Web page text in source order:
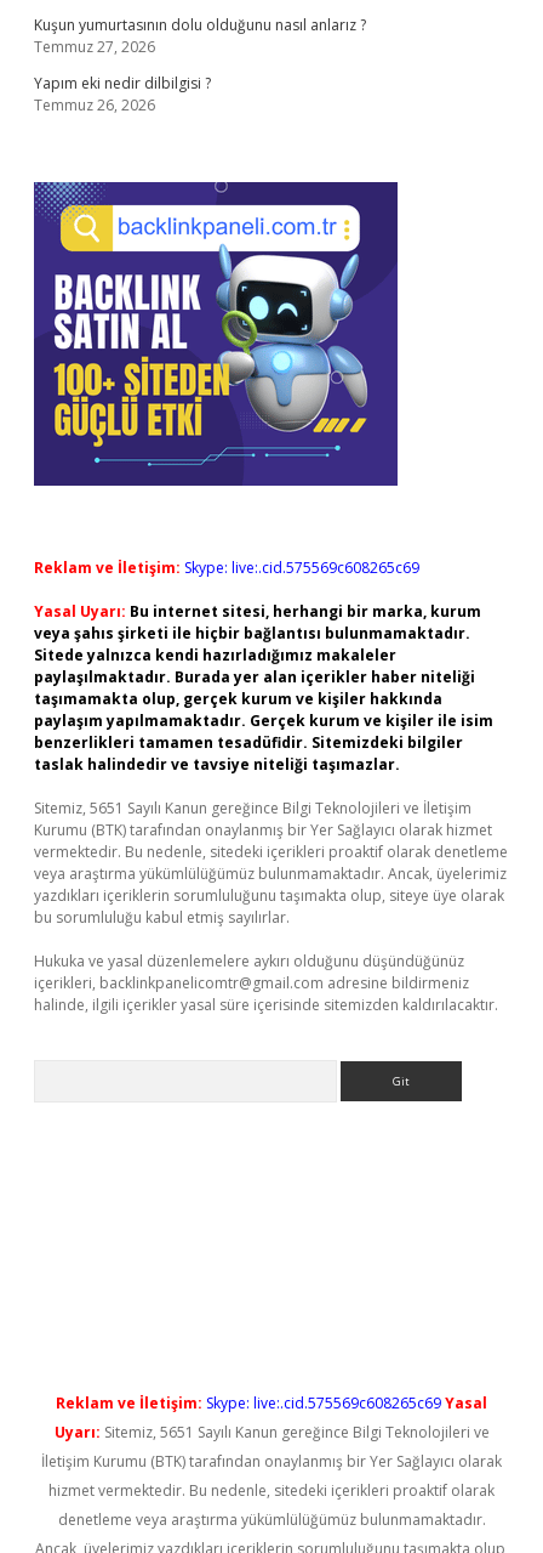
Kuşun yumurtasının dolu olduğunu nasıl anlarız ?
Temmuz 27, 2026
Yapım eki nedir dilbilgisi ?
Temmuz 26, 2026
Reklam ve İletişim: Skype: live:.cid.575569c608265c69
Yasal Uyarı: Bu internet sitesi, herhangi bir marka, kurum
veya şahıs şirketi ile hiçbir bağlantısı bulunmamaktadır.
Sitede yalnızca kendi hazırladığımız makaleler
paylaşılmaktadır. Burada yer alan içerikler haber niteliği
taşımamakta olup, gerçek kurum ve kişiler hakkında
paylaşım yapılmamaktadır. Gerçek kurum ve kişiler ile isim
benzerlikleri tamamen tesadüfidir. Sitemizdeki bilgiler
taslak halindedir ve tavsiye niteliği taşımazlar.
Sitemiz, 5651 Sayılı Kanun gereğince Bilgi Teknolojileri ve İletişim
Kurumu (BTK) tarafından onaylanmış bir Yer Sağlayıcı olarak hizmet
vermektedir. Bu nedenle, sitedeki içerikleri proaktif olarak denetleme
veya araştırma yükümlülüğümüz bulunmamaktadır. Ancak, üyelerimiz
yazdıkları içeriklerin sorumluluğunu taşımakta olup, siteye üye olarak
bu sorumluluğu kabul etmiş sayılırlar.
Hukuka ve yasal düzenlemelere aykırı olduğunu düşündüğünüz
içerikleri, backlinkpanelicomtr@gmail.com adresine bildirmeniz
halinde, ilgili içerikler yasal süre içerisinde sitemizden kaldırılacaktır.
Reklam ve İletişim: Skype: live:.cid.575569c608265c69Yasal
Uyarı: Sitemiz, 5651 Sayılı Kanun gereğince Bilgi Teknolojileri ve
İletişim Kurumu (BTK) tarafından onaylanmış bir Yer Sağlayıcı olarak
hizmet vermektedir. Bu nedenle, sitedeki içerikleri proaktif olarak
denetleme veya araştırma yükümlülüğümüz bulunmamaktadır.
Ancak, üyelerimiz yazdıkları içeriklerin sorumluluğunu taşımakta olup,